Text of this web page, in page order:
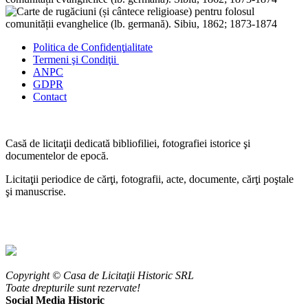
Politica de Confidenţialitate
Termeni şi Condiţii
ANPC
GDPR
Contact
Casă de licitaţii dedicată bibliofiliei, fotografiei istorice şi
documentelor de epocă.
Licitaţii periodice de cărţi, fotografii, acte, documente, cărţi poştale
şi manuscrise.
Copyright © Casa de Licitaţii Historic SRL
Toate drepturile sunt rezervate!
Social Media Historic